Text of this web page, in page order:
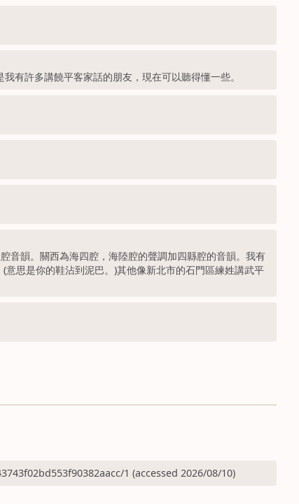
有許多講饒平客家話的朋友，現在可以聽得懂一些。
音韻。關西為海四腔，海陸腔的聲調加四縣腔的音韻。我有
思是你的鞋沾到泥巴。)其他像新北市的石門區練姓講武平
1 (accessed 2026/08/10)